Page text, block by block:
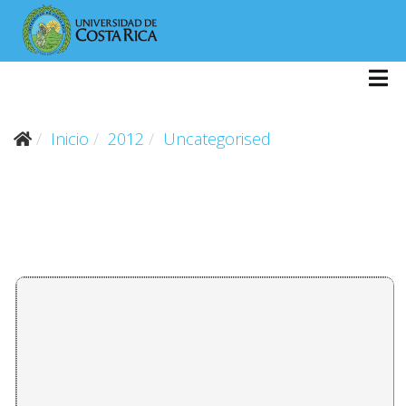
Inicio 2012 Uncategorised